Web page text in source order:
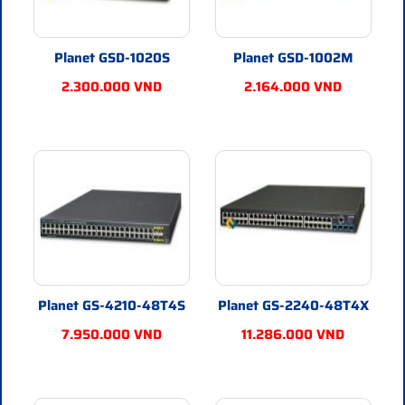
Planet GS-4210-24T2Schính hãng Planet Taiwan bảo hành
24 tháng giao hàng toàn quốc
GS-4210-48T4S - Báo giá phân phối Planet GS-4210-
48T4S chính hãng, giá cực TốT
100/1000MBPS SFP L2/L4 /SNMP Manageable Gigabit
Planet GS-4210-48T4Schính hãng Planet Taiwan bảo hành
24 tháng giao hàng toàn quốc
GS-2240-48T4X - Báo giá phân phối Planet GS-
GS-2240-48T4X - Hợp Nhất báo giá phân phốiPlanet GS-
2240-48T4X48-port 10/100/1000T + 4-port 10G SFP+ Web
Smart Manageable Ethernet Switch, 802.1Q VLAN, IGMP
Planet GSD-1020S
2.300.000 VND
Planet GSD-1002M
2.164.000 VND
Planet GS-4210-48T4S
7.950.000 VND
Planet GS-2240-48T4X
11.286.000 VND